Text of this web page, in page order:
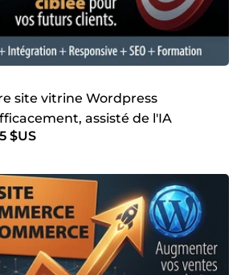
site vitrine Wordpress
assisté de l'IA
$US